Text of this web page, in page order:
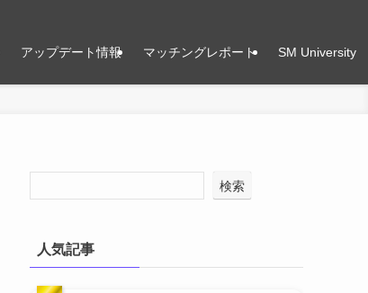
アップデート情報 マッチングレポート SM University
検索
人気記事